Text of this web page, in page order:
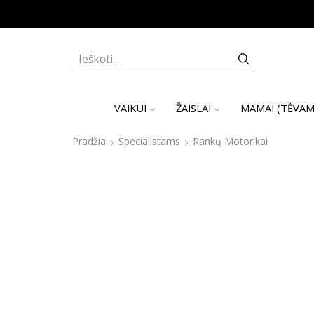
VAIKUI ŽAISLAI MAMAI
Pradžia Specialistams Rankų Motorikai